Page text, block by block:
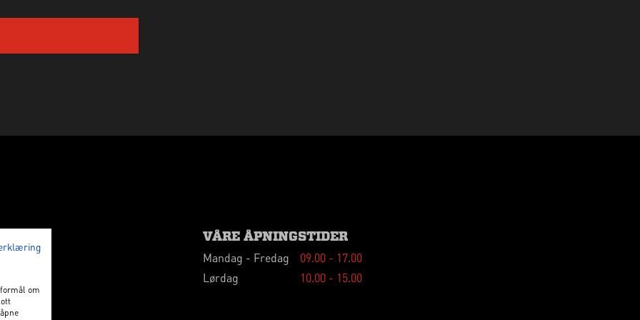
VÅRE ÅPNINGSTIDER
Mandag - Fredag
09.00 - 17.00
Lørdag
10.00 - 15.00
om